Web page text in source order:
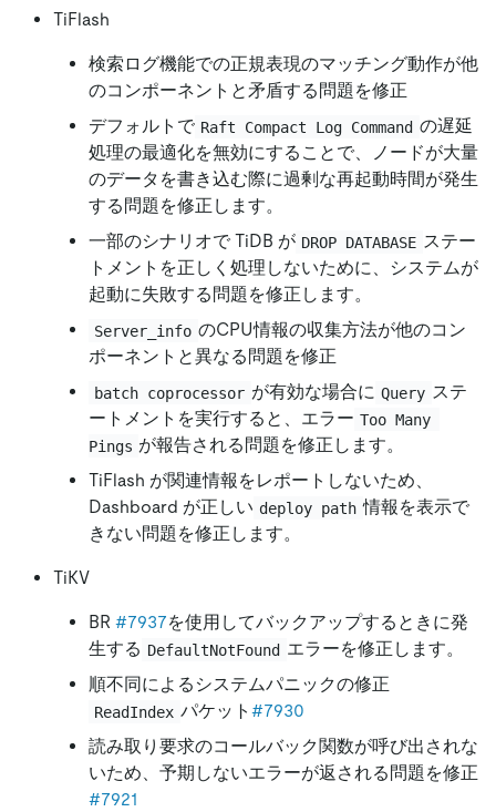
TiFlash
検索ログ機能での正規表現のマッチング動作が他
のコンポーネントと矛盾する問題を修正
デフォルトで Raft Compact Log Command の遅延
処理の最適化を無効にすることで、ノードが大量
のデータを書き込む際に過剰な再起動時間が発生
する問題を修正します。
一部のシナリオで TiDB が DROP DATABASE ステー
トメントを正しく処理しないために、システムが
起動に失敗する問題を修正します。
Server_info のCPU情報の収集方法が他のコン
ポーネントと異なる問題を修正
batch coprocessor が有効な場合に Query ステ
ートメントを実行すると、エラー Too Many
Pings が報告される問題を修正します。
TiFlash が関連情報をレポートしないため、
Dashboard が正しい deploy path 情報を表示で
きない問題を修正します。
TiKV
BR #7937を使用してバックアップするときに発
生する DefaultNotFound エラーを修正します。
順不同によるシステムパニックの修正
ReadIndex パケット #7930
読み取り要求のコールバック関数が呼び出されな
いため、予期しないエラーが返される問題を修正
#7921